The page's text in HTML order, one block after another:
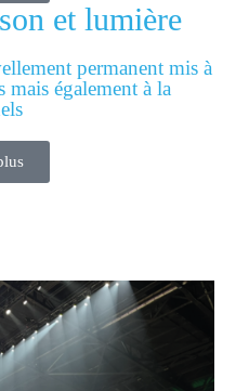
et lumière
permanent mis à
mais également à la